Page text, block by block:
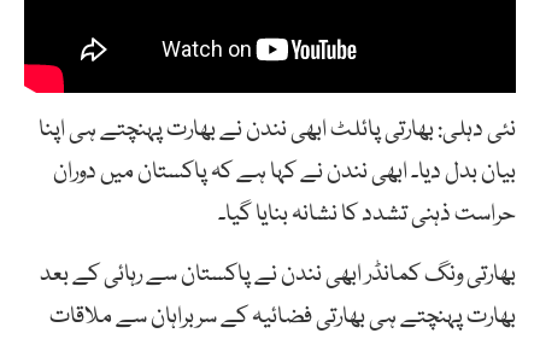
نئی دہلی: بھارتی پائلٹ ابھی نندن نے بھارت پہنچتے ہی اپنا
بیان بدل دیا۔ ابھی نندن نے کہا ہے کہ پاکستان میں دوران
حراست ذہنی تشدد کا نشانہ بنایا گیا۔
بھارتی ونگ کمانڈر ابھی نندن نے پاکستان سے رہائی کے بعد
بھارت پہنچتے ہی بھارتی فضائیہ کے سربراہان سے ملاقات